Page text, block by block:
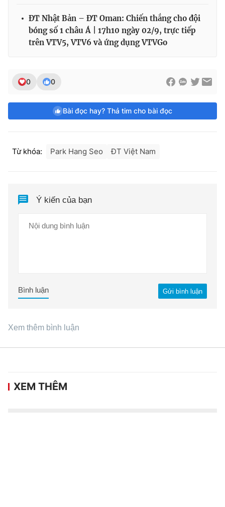
ĐT Nhật Bản – ĐT Oman: Chiến thắng cho đội
bóng số 1 châu Á | 17h10 ngày 02/9, trực tiếp
trên VTV5, VTV6 và ứng dụng VTVGo
0 0
Bài đọc hay? Thả tim cho bài đọc
Từ khóa: Park Hang Seo ĐT Việt Nam
Ý kiến của bạn
Gửi bình luận
Bình luận
Xem thêm bình luận
XEM THÊM